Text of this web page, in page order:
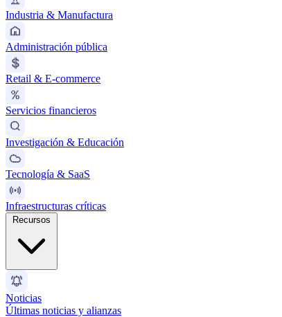
Industria & Manufactura
Administración pública
Retail & E-commerce
Servicios financieros
Investigación & Educación
Tecnología & SaaS
Infraestructuras críticas
Noticias
Últimas noticias y alianzas